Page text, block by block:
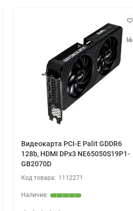
Видеокарта PCI-E PalitGDDR6
128b, HDMI DPx3 NE65050S19P1-
GB2070D
1112271